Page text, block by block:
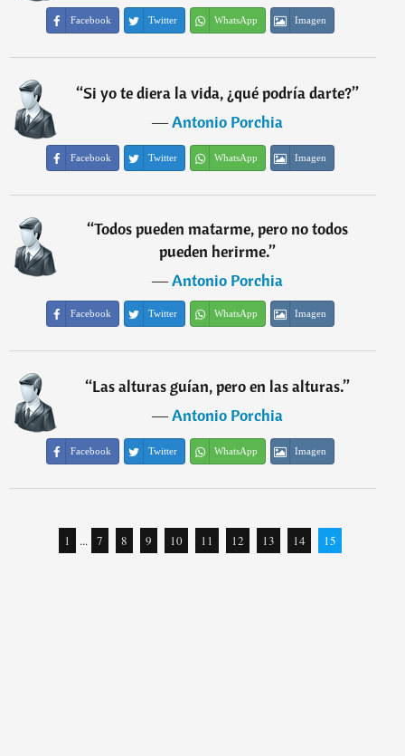
Facebook Twitter WhatsApp Imagen
“Si yo te diera la vida, ¿qué podría darte?”
―Antonio Porchia
Facebook Twitter WhatsApp Imagen
“Todos pueden matarme, pero no todos
pueden herirme.”
―Antonio Porchia
Facebook Twitter WhatsApp Imagen
“Las alturas guían, pero en las alturas.”
―Antonio Porchia
Facebook Twitter WhatsApp Imagen
1 ... 7 8 9 10 11 12 13 14 15